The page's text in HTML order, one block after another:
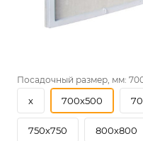
Посадочный размер, мм:
х 700х500
750х750 800х800